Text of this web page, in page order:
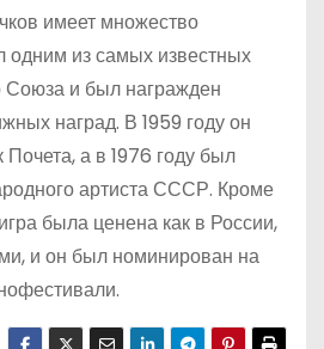
имеет множество
из самых известных
Союза и был награжден
наград. В 1959 году он
а в 1976 году был
артиста СССР. Кроме
была ценена как в России,
и он был номинирован на